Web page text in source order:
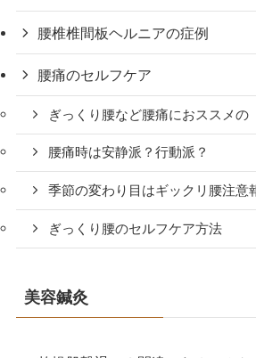
腰椎椎間板ヘルニアの症例
腰痛のセルフケア
ぎっくり腰など腰痛におススメの
腰痛時は安静派？行動派？
季節の変わり目はギックリ腰注意
ぎっくり腰のセルフケア方法
美容鍼灸